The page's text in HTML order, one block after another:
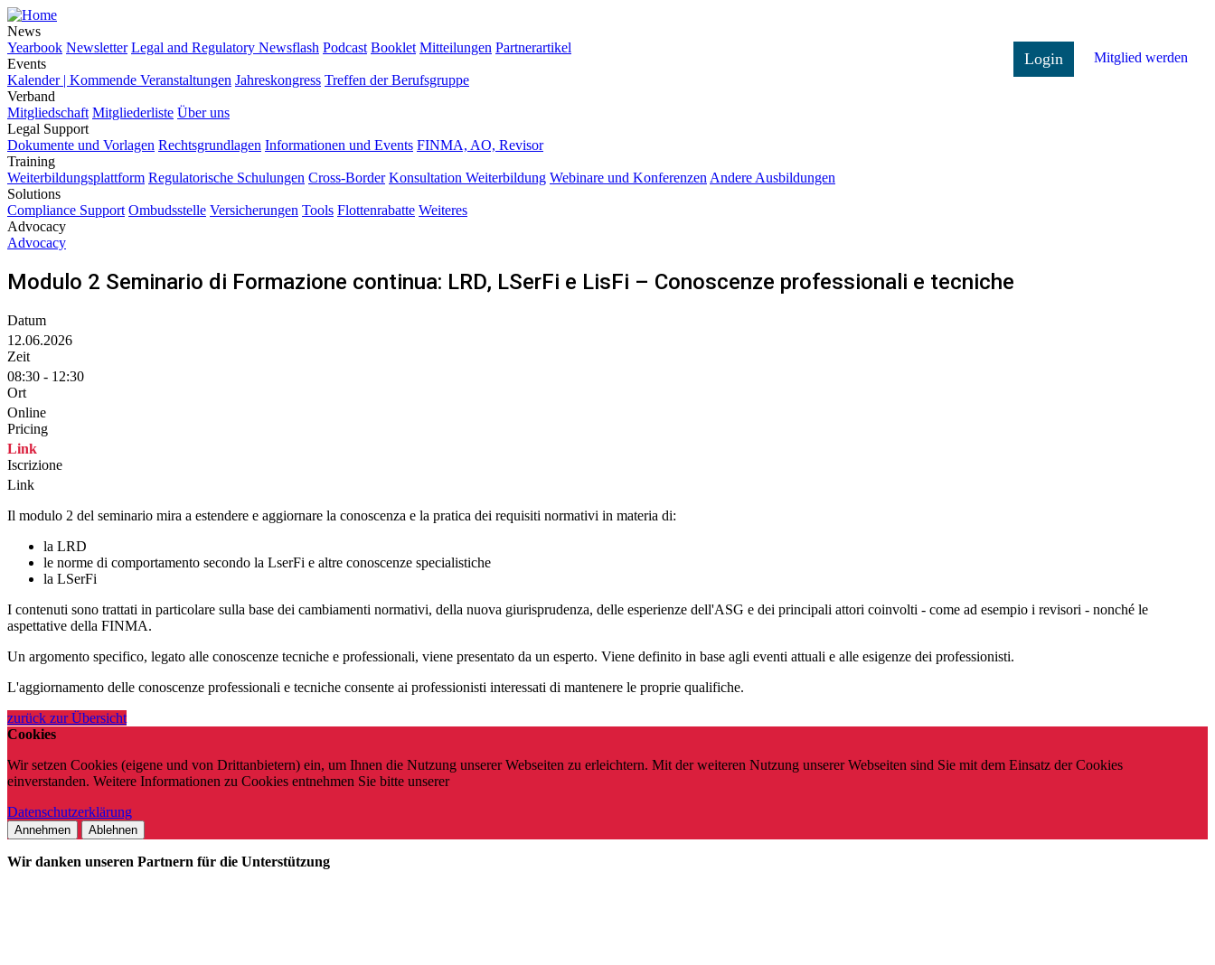
Mitglied werden
Login
News
Yearbook Newsletter Legal and Regulatory Newsflash Podcast Booklet Mitteilungen Partnerartikel
Events
Kalender | Kommende Veranstaltungen Jahreskongress Treffen der Berufsgruppe
Verband
Mitgliedschaft Mitgliederliste Über uns
Legal Support
Dokumente und Vorlagen Rechtsgrundlagen Informationen und Events FINMA, AO, Revisor
Training
Weiterbildungsplattform Regulatorische Schulungen Cross-Border Konsultation Weiterbildung Webinare und Konferenzen Andere Ausbildungen
Solutions
Compliance Support Ombudsstelle Versicherungen Tools Flottenrabatte Weiteres
Advocacy
Advocacy
Modulo 2 Seminario di Formazione continua: LRD, LSerFi e LisFi – Conoscenze professionali e tecniche
Datum
12.06.2026
Zeit
08:30 - 12:30
Ort
Online
Pricing
Link
Iscrizione
Link
Il modulo 2 del seminario mira a estendere e aggiornare la conoscenza e la pratica dei requisiti normativi in materia di:
la LRD
le norme di comportamento secondo la LserFi e altre conoscenze specialistiche
la LSerFi
I contenuti sono trattati in particolare sulla base dei cambiamenti normativi, della nuova giurisprudenza, delle esperienze dell'ASG e dei principali attori coinvolti - come ad esempio i revisori - nonché le
aspettative della FINMA.
Un argomento specifico, legato alle conoscenze tecniche e professionali, viene presentato da un esperto. Viene definito in base agli eventi attuali e alle esigenze dei professionisti.
L'aggiornamento delle conoscenze professionali e tecniche consente ai professionisti interessati di mantenere le proprie qualifiche.
zurück zur Übersicht
Cookies
Wir setzen Cookies (eigene und von Drittanbietern) ein, um Ihnen die Nutzung unserer Webseiten zu erleichtern. Mit der weiteren Nutzung unserer Webseiten sind Sie mit dem Einsatz der Cookies
einverstanden. Weitere Informationen zu Cookies entnehmen Sie bitte unserer
Datenschutzerklärung
Annehmen Ablehnen
Wir danken unseren Partnern für die Unterstützung